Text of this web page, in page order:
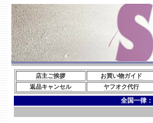
店主ご挨拶 お買い物ガイド
返品キャンセル
ヤフオク代行
全国一律